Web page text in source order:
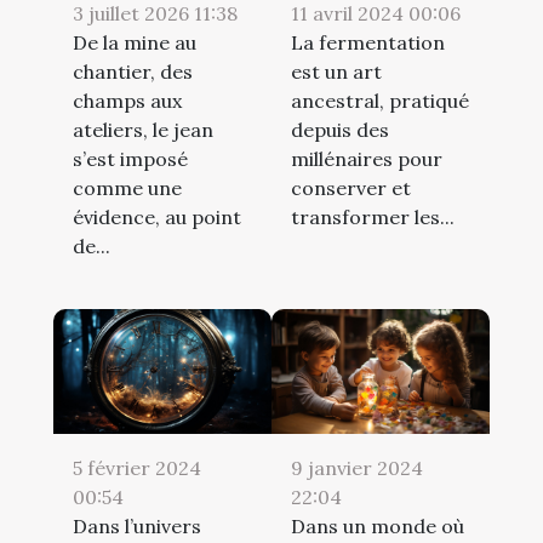
3 juillet 2026 11:38
De la mine au
chantier, des
champs aux
ateliers, le jean
s’est imposé
comme une
évidence, au point
de...
11 avril 2024 00:06
La fermentation
est un art
ancestral, pratiqué
depuis des
millénaires pour
conserver et
transformer les...
5 février 2024
00:54
Dans l’univers
9 janvier 2024
22:04
Dans un monde où